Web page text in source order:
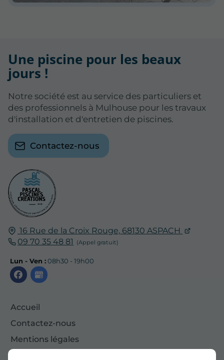
16 Rue de la Croix Rouge, 68130 ASPACH
09 70 35 48 81
Lun - Ven :08h30 - 19h00
Accueil
Contactez-nous
Mentions légales
Une piscine pour les beaux
jours !
Notre société est au service des particuliers et
des professionnels à Mulhouse pour les travaux
d'installation et d'entretien de piscines.
Contactez-nous